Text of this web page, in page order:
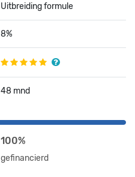
Uitbreiding formule
8%
48 mnd
100%
gefinancierd